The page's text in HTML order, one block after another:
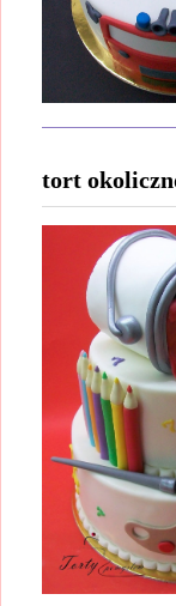
tort